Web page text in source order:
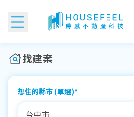
找建案
想住的縣市 (單選)*
台中市